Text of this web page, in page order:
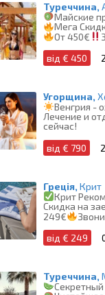
Туреччина,
Майские
Мега
От 450€
від € 450
Угорщина,
Венгрия -
Лечение и
сейчас!
від € 790
Греція, Крит
Крит
Скидка на
249€
від € 249
Туреччина,